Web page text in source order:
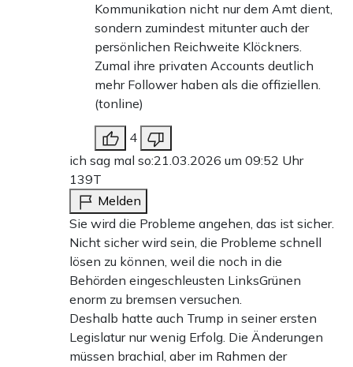
Kommunikation nicht nur dem Amt dient,
sondern zumindest mitunter auch der
persönlichen Reichweite Klöckners.
Zumal ihre privaten Accounts deutlich
mehr Follower haben als die offiziellen.
(tonline)
4
ich sag mal so:21.03.2026 um 09:52 Uhr
139T
Melden
Sie wird die Probleme angehen, das ist sicher.
Nicht sicher wird sein, die Probleme schnell
lösen zu können, weil die noch in die
Behörden eingeschleusten LinksGrünen
enorm zu bremsen versuchen.
Deshalb hatte auch Trump in seiner ersten
Legislatur nur wenig Erfolg. Die Änderungen
müssen brachial, aber im Rahmen der